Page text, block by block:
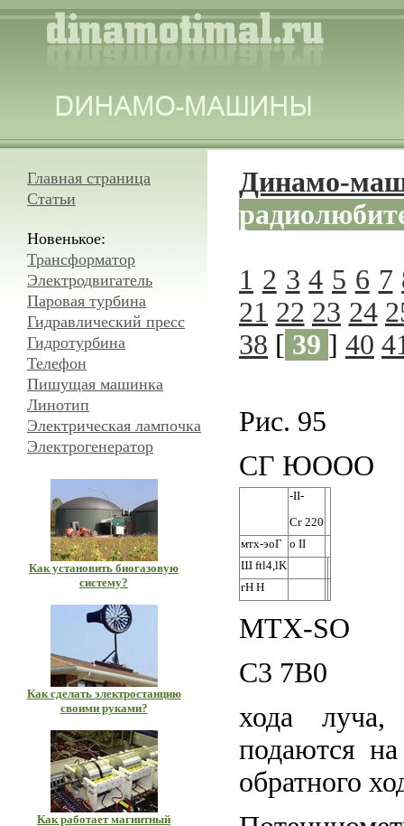
Динамо-
1 2 3 4 5 6 7
21 22 23 24
38 [ 39 ] 40
Рис. 95
СГ ЮООО
-II-
Сг 220
мтх-эоГ о II
Ш ftl4,lK
гН Н
MTX-SO
С3 7В0
хода луча,
подаются
обратного
Главная страница
Статьи
Новенькое:
Трансформатор
Электродвигатель
Паровая турбина
Гидравлический пресс
Гидротурбина
Телефон
Пишущая машинка
Линотип
Электрическая лампочка
Электрогенератор
Как установить биогазовую
систему?
Как сделать электростанцию
своими руками?
Как работает магнитный